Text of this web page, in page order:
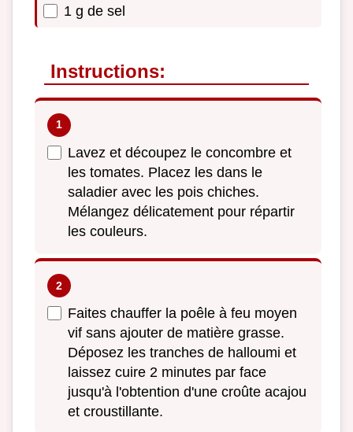
1 g de sel
Instructions:
Lavez et découpez le concombre et
les tomates. Placez les dans le
saladier avec les pois chiches.
Mélangez délicatement pour répartir
les couleurs.
Faites chauffer la poêle à feu moyen
vif sans ajouter de matière grasse.
Déposez les tranches de halloumi et
laissez cuire 2 minutes par face
jusqu'à l'obtention d'une croûte acajou
et croustillante.